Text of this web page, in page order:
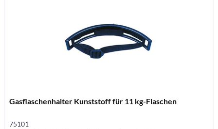
Gasflaschenhalter Kunststoff für 11 kg-Flaschen
75101